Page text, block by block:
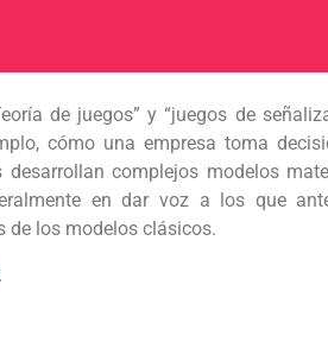
de juegos” y “juegos de
cómo una empresa toma
desarrollan complejos modelos
en dar voz a los que
de los modelos clásicos.